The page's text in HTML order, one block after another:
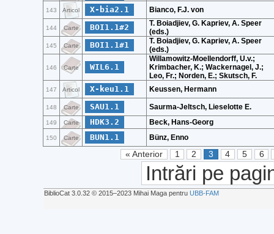
143 Articol X-bia2.1 Bianco, F.J. von
144 Carte BOI1.1#2
T. Boiadjiev, G. Kapriev, A. Speer
(eds.)
145 Carte BOI1.1#1
T. Boiadjiev, G. Kapriev, A. Speer
(eds.)
146 Carte WIL6.1
Willamowitz-Moellendorff, U.v.;
Krimbacher, K.; Wackernagel, J.;
Leo, Fr.; Norden, E.; Skutsch, F.
147 Articol X-keu1.1 Keussen, Hermann
148 Carte SAU1.1 Saurma-Jeltsch, Lieselotte E.
149 Carte HDK3.2 Beck, Hans-Georg
150 Carte BUN1.1 Bünz, Enno
« Anterior 1 2 3 4 5 6
Intrări pe
BiblioCat 3.0.32 © 2015‒2023 Mihai Maga pentru UBB-FAM